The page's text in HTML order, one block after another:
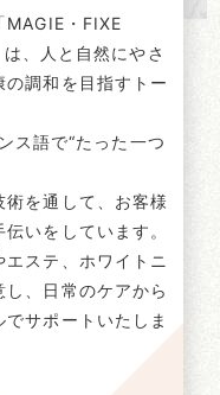
MAGIE・FIXE
、
人と自然にやさ
調和を目指すトー
ス語で“たった一つ
を通して、 お客様
いをしています。
ステ、ホワイトニ
、 日常のケアから
サポートいたしま